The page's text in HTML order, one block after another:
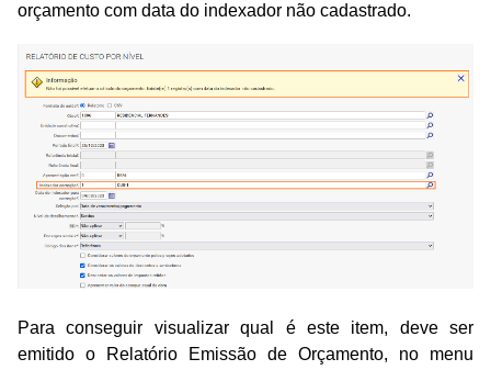
orçamento com data do indexador não cadastrado.
Para conseguir visualizar qual é este item, deve ser
emitido o Relatório Emissão de Orçamento, no menu